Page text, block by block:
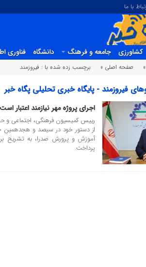
با ما
کشاورزی جامعه و فرهنگ دانشگاه فناوری
صفحه اصلی » برچسب زده شده با : فیروزمند
فیروزمند - پایگاه خبری تحلیلی پگاه خبر
اجرای پروژه مهر نیازمند اعتبار است
رییس کمیسیون فرهنگی، اجتماعی و
از دستور خود در سیصد و هجدهمین
آموزش و پرورش صدرا، به تشریح
پرداخت.